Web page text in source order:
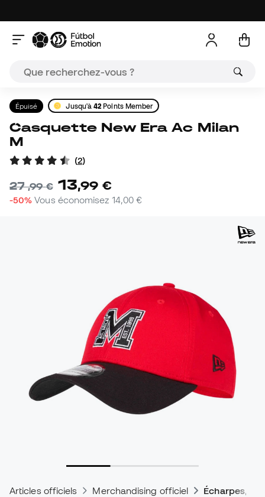
Épuisé Jusqu'à42 Points Member
Casquette New Era Ac Milan
M
(2)
27,99 € 13,99 €
-50% Vous économisez 14,00 €
Articles officiels Merchandising officiel
Écharpes,